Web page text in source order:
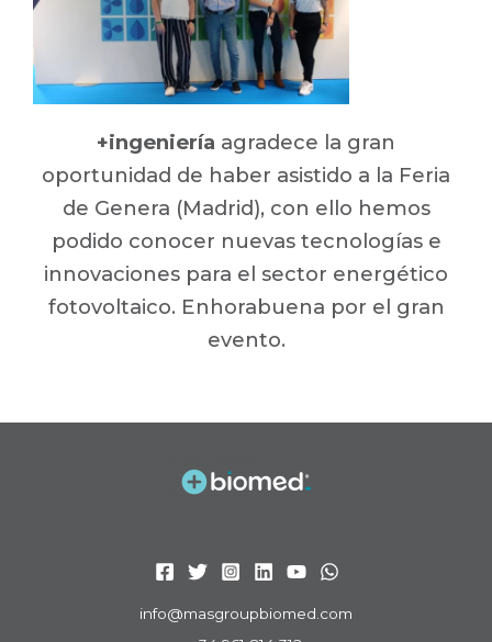
+ingeniería agradece la gran
oportunidad de haber asistido a la Feria
de Genera (Madrid), con ello hemos
podido conocer nuevas tecnologías e
innovaciones para el sector energético
fotovoltaico. Enhorabuena por el gran
evento.
info@masgroupbiomed.com